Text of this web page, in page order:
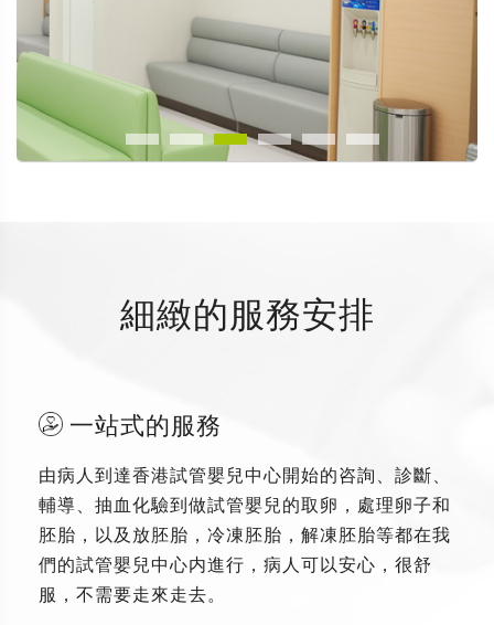
細緻的服務安排
一站式的服務
由病人到達香港試管嬰兒中心開始的咨詢、診斷、
輔導、抽血化驗到做試管嬰兒的取卵，處理卵子和
胚胎，以及放胚胎，冷凍胚胎，解凍胚胎等都在我
們的試管嬰兒中心内進行，病人可以安心，很舒
服，不需要走來走去。